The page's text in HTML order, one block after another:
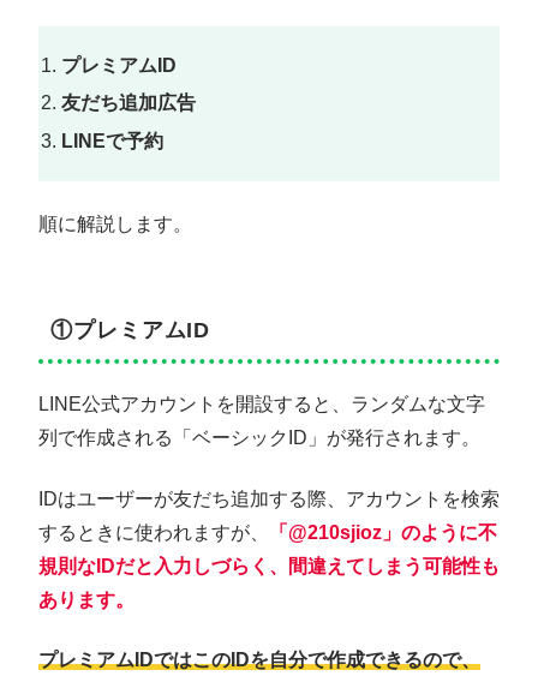
プレミアムID
友だち追加広告
LINEで予約
順に解説します。
①プレミアムID
LINE公式アカウントを開設すると、ランダムな文字
列で作成される「ベーシックID」が発行されます。
IDはユーザーが友だち追加する際、アカウントを検索
するときに使われますが、
「@210sjioz」のように不
規則なIDだと入力しづらく、間違えてしまう可能性も
あります。
プレミアムIDではこのIDを自分で作成できるので、